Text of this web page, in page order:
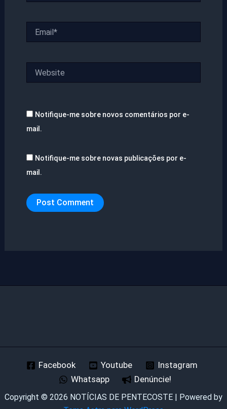
Notifique-me sobre novos comentários por e-
mail.
Notifique-me sobre novas publicações por e-
mail.
Facebook Youtube
Instagram
Whatsapp
Denúncie!
Copyright © 2026 NOTÍCIAS DE PENTECOSTE | Powered by